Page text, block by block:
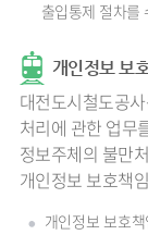
출입통제 절차를
개인정보 보
대전도시철도공
처리에 관한 업무
정보주체의 불만
개인정보 보호책
개인정보 보호